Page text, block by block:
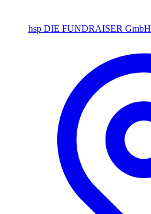
hsp DIE FUNDRAISER GmbH